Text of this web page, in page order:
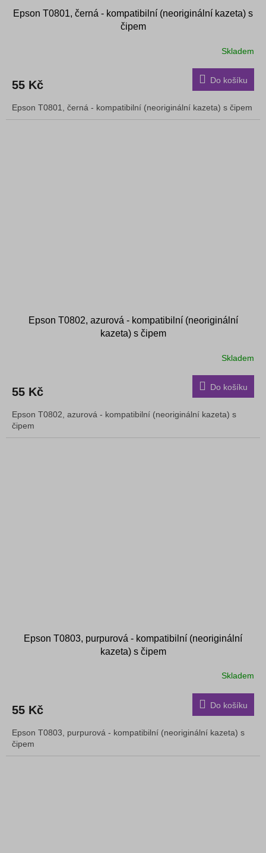
Epson T0801, černá - kompatibilní (neoriginální kazeta) s
čipem
Skladem
55 Kč Do košíku
Epson T0801, černá - kompatibilní (neoriginální kazeta) s čipem
Epson T0802, azurová - kompatibilní (neoriginální
kazeta) s čipem
Skladem
55 Kč Do košíku
Epson T0802, azurová - kompatibilní (neoriginální kazeta) s
čipem
Epson T0803, purpurová - kompatibilní (neoriginální
kazeta) s čipem
Skladem
55 Kč Do košíku
Epson T0803, purpurová - kompatibilní (neoriginální kazeta) s
čipem